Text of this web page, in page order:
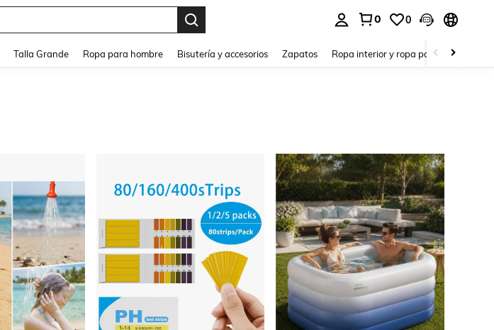
0 0
Talla Grande Ropa para hombre Bisutería y accesorios Zapatos Ropa interior y ropa para dormir